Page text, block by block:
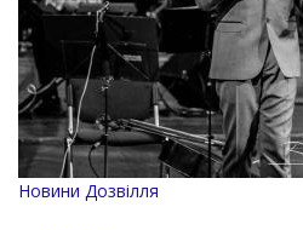
Channel
Новини Дозвілля